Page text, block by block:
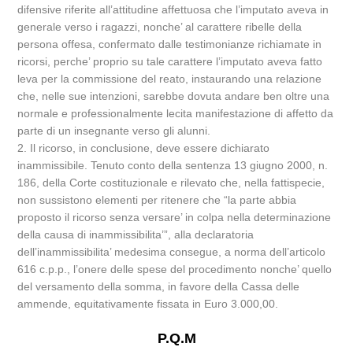
difensive riferite all’attitudine affettuosa che l’imputato aveva in
generale verso i ragazzi, nonche’ al carattere ribelle della
persona offesa, confermato dalle testimonianze richiamate in
ricorsi, perche’ proprio su tale carattere l’imputato aveva fatto
leva per la commissione del reato, instaurando una relazione
che, nelle sue intenzioni, sarebbe dovuta andare ben oltre una
normale e professionalmente lecita manifestazione di affetto da
parte di un insegnante verso gli alunni.
2. Il ricorso, in conclusione, deve essere dichiarato
inammissibile. Tenuto conto della sentenza 13 giugno 2000, n.
186, della Corte costituzionale e rilevato che, nella fattispecie,
non sussistono elementi per ritenere che “la parte abbia
proposto il ricorso senza versare’ in colpa nella determinazione
della causa di inammissibilita’”, alla declaratoria
dell’inammissibilita’ medesima consegue, a norma dell’articolo
616 c.p.p., l’onere delle spese del procedimento nonche’ quello
del versamento della somma, in favore della Cassa delle
ammende, equitativamente fissata in Euro 3.000,00.
P.Q.M